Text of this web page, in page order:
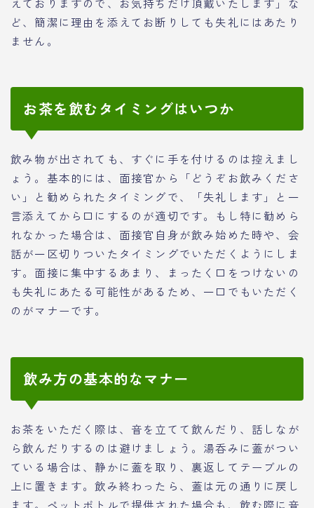
ど、簡潔に理由を添えてお断りしても失礼にはあたり
ません。
お茶を飲むタイミングはいつか
飲み物が出されても、すぐに手を付けるのは控えまし
ょう。基本的には、面接官から「どうぞお飲みくださ
い」と勧められたタイミングで、「失礼します」と一
言添えてから口にするのが適切です。もし特に勧めら
れなかった場合は、面接官自身が飲み始めた時や、会
話が一区切りついたタイミングでいただくようにしま
す。面接に集中するあまり、まったく口をつけないの
も失礼にあたる可能性があるため、一口でもいただく
のがマナーです。
飲み方の基本的なマナー
お茶をいただく際は、音を立てて飲んだり、話しなが
ら飲んだりするのは避けましょう。湯呑みに蓋がつい
ている場合は、静かに蓋を取り、裏返してテーブルの
上に置きます。飲み終わったら、蓋は元の通りに戻し
ます。ペットボトルで提供された場合も、飲む際に音